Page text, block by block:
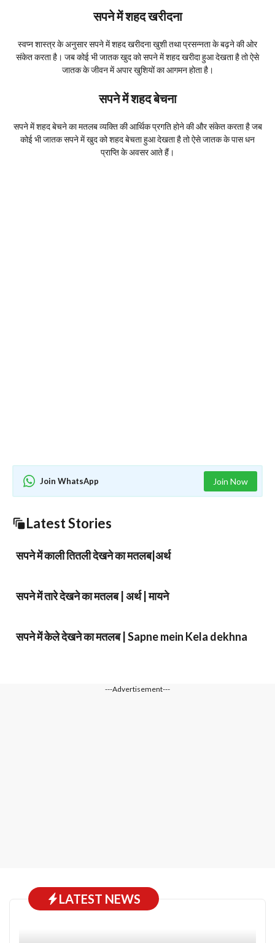
सपने में शहद खरीदना
स्वप्न शास्त्र के अनुसार सपने में शहद खरीदना खुशी तथा प्रसन्नता के बढ़ने की ओर
संकेत करता है। जब कोई भी जातक खुद को सपने में शहद खरीदा हुआ देखता है तो ऐसे
जातक के जीवन में अपार खुशियों का आगमन होता है।
सपने में शहद बेचना
सपने में शहद बेचने का मतलब व्यक्ति की आर्थिक प्रगति होने की और संकेत करता है जब
कोई भी जातक सपने में खुद को शहद बेचता हुआ देखता है तो ऐसे जातक के पास धन
प्राप्ति के अवसर आते हैं।
Join WhatsApp Join Now
Latest Stories
सपने में काली तितली देखने का मतलब|अर्थ
सपने में तारे देखने का मतलब | अर्थ | मायने
सपने में केले देखने का मतलब | Sapne mein Kela dekhna
---Advertisement---
LATEST NEWS